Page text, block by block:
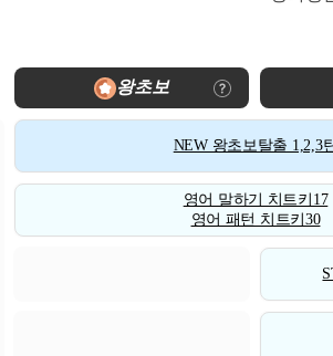
왕초보
NEW 왕초보탈출 1,2,3
영어 말하기 치트키17
영어 패턴 치트키30